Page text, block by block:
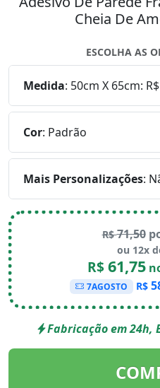
Cheia De
ESCOLHA AS
Medida: 50cm X 65cm:
Cor: Padrão
Mais Personalizações:
R$71,50
ou 12x
R$61,75
7AGOSTO
R$
Fabricação em 24h,